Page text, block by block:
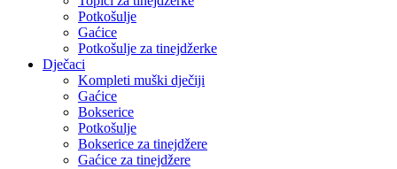
Potkošulje
Gaćice
Potkošulje za tinejdžerke
Dječaci
Kompleti muški dječiji
Gaćice
Bokserice
Potkošulje
Bokserice za tinejdžere
Gaćice za tinejdžere